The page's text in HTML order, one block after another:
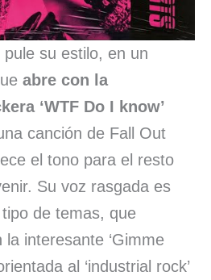
su estilo, en un
abre con la
‘WTF Do I know’
canción de Fall Out
el tono para el resto
Su voz rasgada es
de temas, que
interesante ‘Gimme
al ‘industrial rock’